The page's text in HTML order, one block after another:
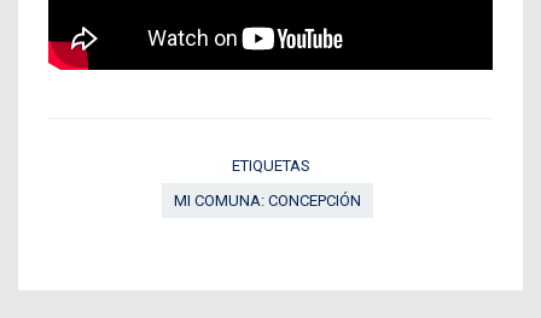
ETIQUETAS
MI COMUNA: CONCEPCIÓN